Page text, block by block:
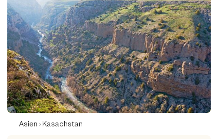
Asien Kasachstan